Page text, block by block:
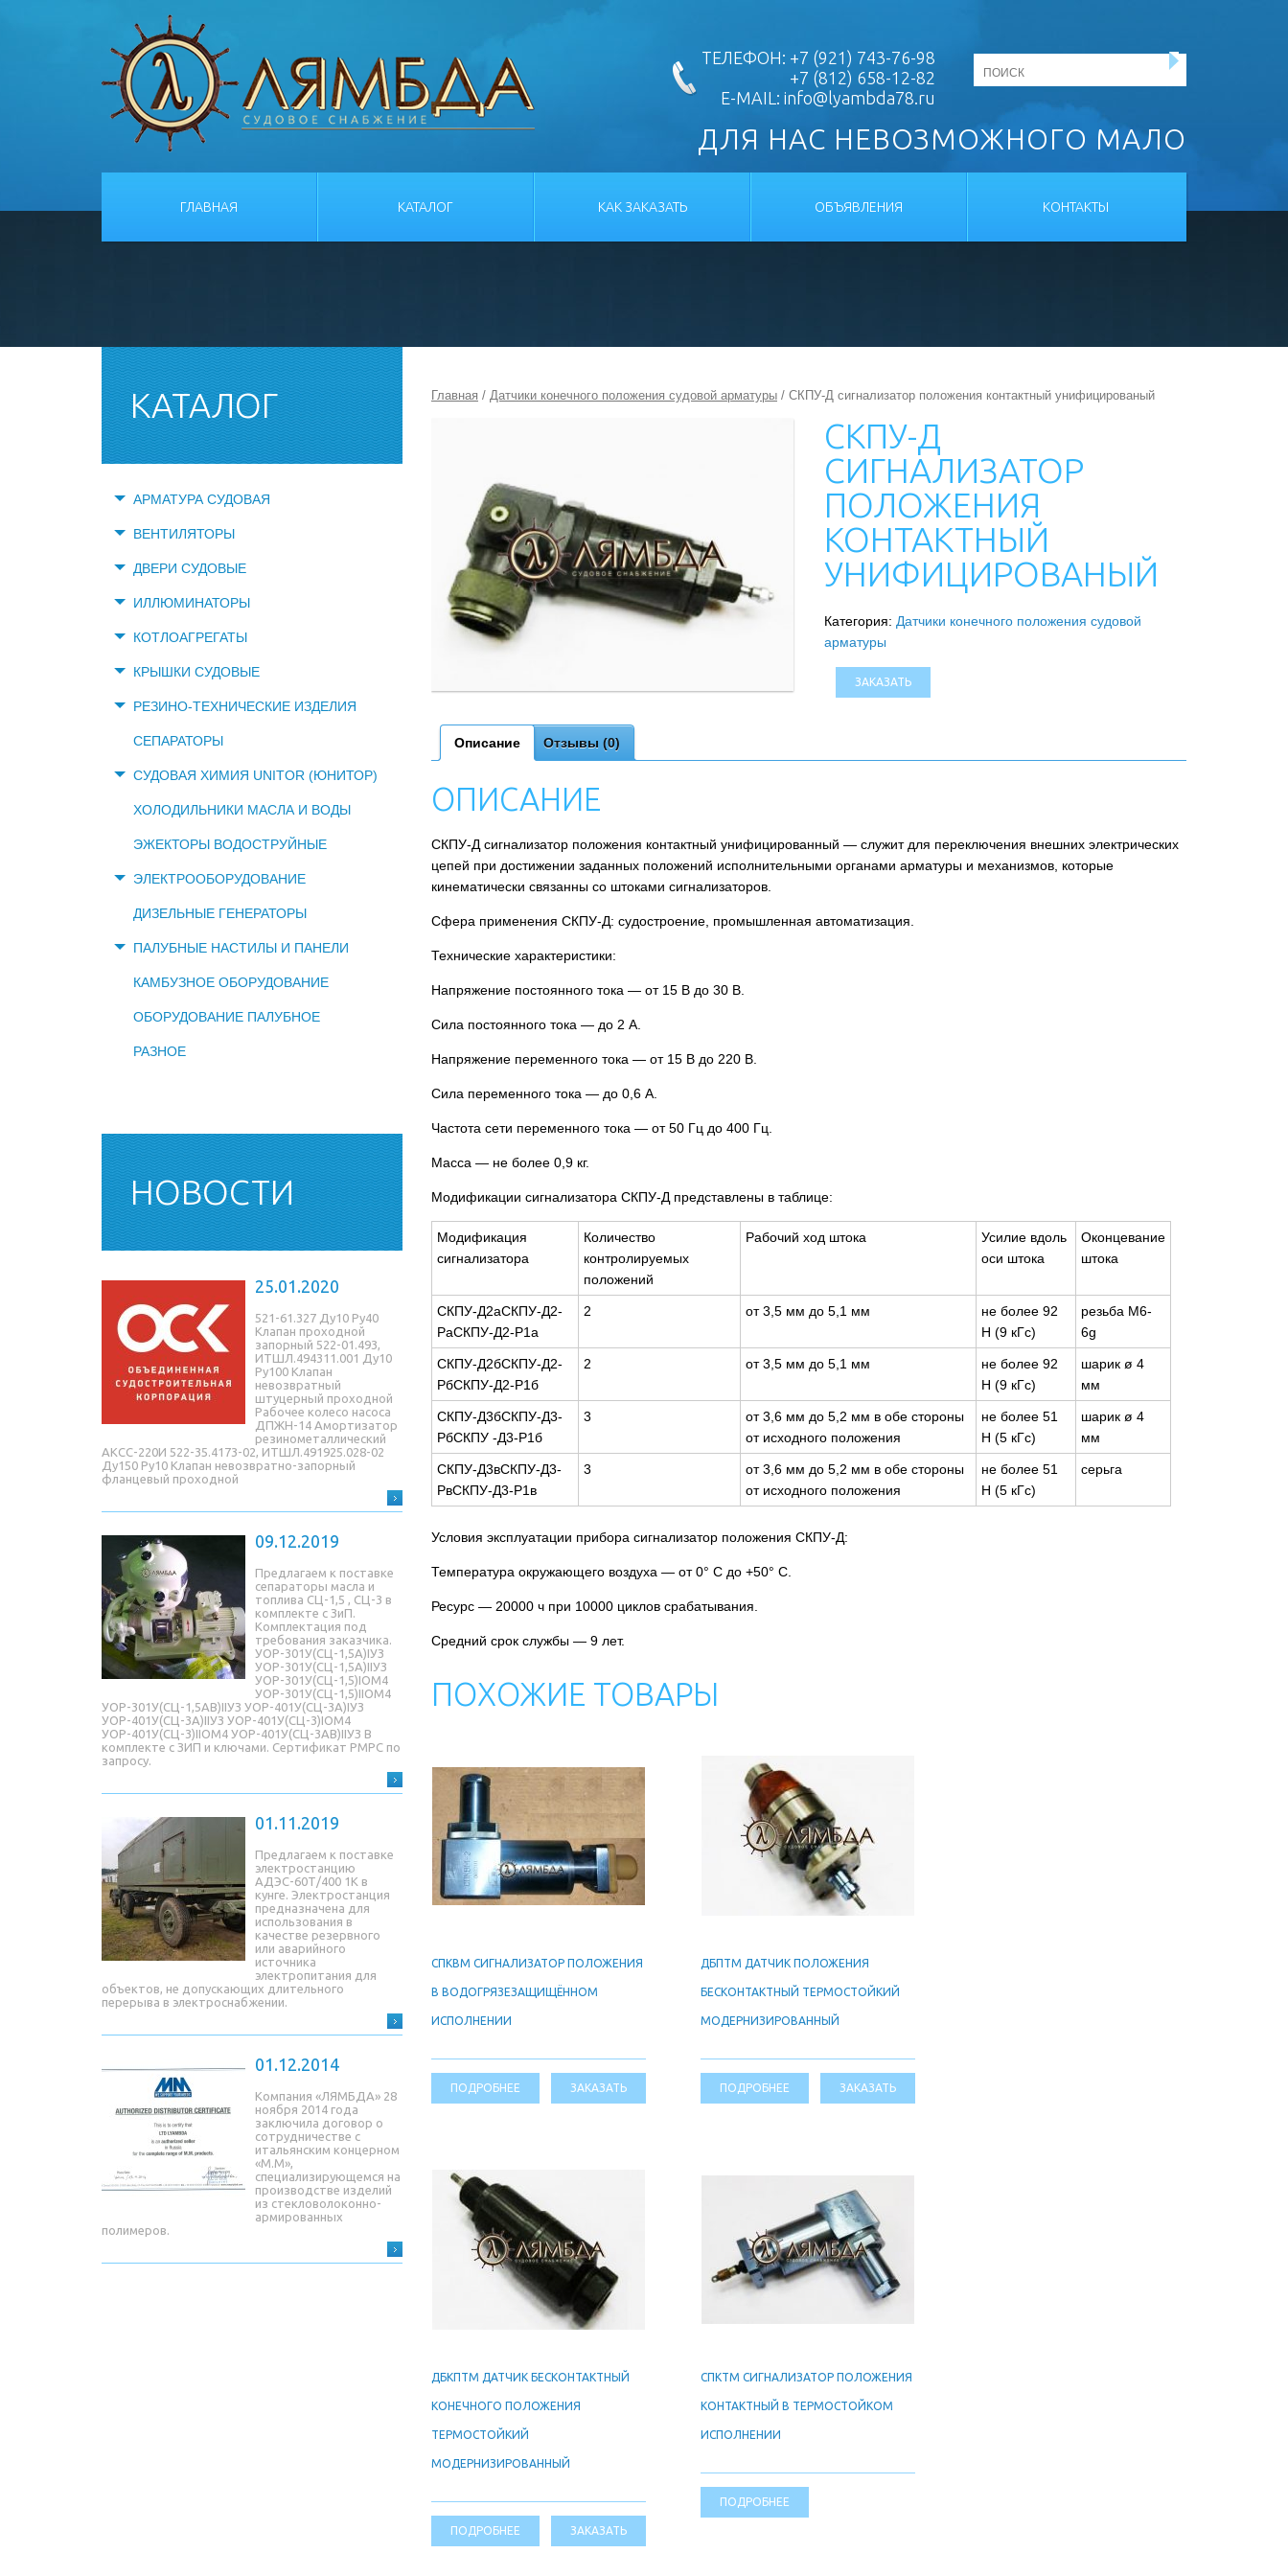
ТЕЛЕФОН: +7 (921) 743-76-98
+7 (812) 658-12-82
E-MAIL: info@lyambda78.ru
ДЛЯ НАС НЕВОЗМОЖНОГО МАЛО
ГЛАВНАЯ КАТАЛОГ КАК ЗАКАЗАТЬ ОБЪЯВЛЕНИЯ КОНТАКТЫ
КАТАЛОГ
АРМАТУРА СУДОВАЯ
ВЕНТИЛЯТОРЫ
ДВЕРИ СУДОВЫЕ
ИЛЛЮМИНАТОРЫ
КОТЛОАГРЕГАТЫ
КРЫШКИ СУДОВЫЕ
РЕЗИНО-ТЕХНИЧЕСКИЕ ИЗДЕЛИЯ
СЕПАРАТОРЫ
СУДОВАЯ ХИМИЯ UNITOR (ЮНИТОР)
ХОЛОДИЛЬНИКИ МАСЛА И ВОДЫ
ЭЖЕКТОРЫ ВОДОСТРУЙНЫЕ
ЭЛЕКТРООБОРУДОВАНИЕ
ДИЗЕЛЬНЫЕ ГЕНЕРАТОРЫ
ПАЛУБНЫЕ НАСТИЛЫ И ПАНЕЛИ
КАМБУЗНОЕ ОБОРУДОВАНИЕ
ОБОРУДОВАНИЕ ПАЛУБНОЕ
РАЗНОЕ
НОВОСТИ
25.01.2020
521-61.327 Ду10 Ру40
Клапан проходной
запорный 522-01.493,
ИТШЛ.494311.001 Ду10
Ру100 Клапан
невозвратный
штуцерный проходной
Рабочее колесо насоса
ДПЖН-14 Амортизатор
резинометаллический
АКСС-220И 522-35.4173-02, ИТШЛ.491925.028-02
Ду150 Ру10 Клапан невозвратно-запорный
фланцевый проходной
09.12.2019
Предлагаем к поставке
сепараторы масла и
топлива СЦ-1,5 , СЦ-3 в
комплекте с ЗиП.
Комплектация под
требования заказчика.
УОР-301У(СЦ-1,5A)IУЗ
УОР-301У(СЦ-1,5A)IIУЗ
УОР-301У(СЦ-1,5)IОМ4
УОР-301У(СЦ-1,5)IIОМ4
УОР-301У(СЦ-1,5AB)IIУЗ УОР-401У(СЦ-3A)IУЗ
УОР-401У(СЦ-3A)IIУЗ УОР-401У(СЦ-3)IОМ4
УОР-401У(СЦ-3)IIОМ4 УОР-401У(СЦ-3AB)IIУЗ В
комплекте с ЗИП и ключами. Сертификат РМРС по
запросу.
01.11.2019
Предлагаем к поставке
электростанцию
АДЭС-60Т/400 1К в
кунге. Электростанция
предназначена для
использования в
качестве резервного
или аварийного
источника
электропитания для
объектов, не допускающих длительного
перерыва в электроснабжении.
01.12.2014
Компания «ЛЯМБДА» 28
ноября 2014 года
заключила договор о
сотрудничестве с
итальянским концерном
«М.М»,
специализирующемся на
производстве изделий
из стекловолоконно-
армированных
полимеров.
Главная / Датчики конечного положения судовой арматуры / СКПУ-Д сигнализатор положения контактный унифицированый
СКПУ-Д
СИГНАЛИЗАТОР
ПОЛОЖЕНИЯ
КОНТАКТНЫЙ
УНИФИЦИРОВАНЫЙ
Категория: Датчики конечного положения судовой
арматуры
ЗАКАЗАТЬ
Описание Отзывы (0)
ОПИСАНИЕ
СКПУ-Д сигнализатор положения контактный унифицированный — служит для переключения внешних электрических
цепей при достижении заданных положений исполнительными органами арматуры и механизмов, которые
кинематически связанны со штоками сигнализаторов.
Сфера применения СКПУ-Д: судостроение, промышленная автоматизация.
Технические характеристики:
Напряжение постоянного тока — от 15 В до 30 В.
Сила постоянного тока — до 2 А.
Напряжение переменного тока — от 15 В до 220 В.
Сила переменного тока — до 0,6 А.
Частота сети переменного тока — от 50 Гц до 400 Гц.
Масса — не более 0,9 кг.
Модификации сигнализатора СКПУ-Д представлены в таблице:
Модификация
сигнализатора
Количество
контролируемых
положений
Рабочий ход штока
Усилие вдоль
оси штока
Оконцевание
штока
СКПУ-Д2аСКПУ-Д2-
РаСКПУ-Д2-Р1а
2 от 3,5 мм до 5,1 мм
не более 92
Н (9 кГс)
резьба М6-
6g
СКПУ-Д2бСКПУ-Д2-
РбСКПУ-Д2-Р1б
2 от 3,5 мм до 5,1 мм
не более 92
Н (9 кГс)
шарик ø 4
мм
СКПУ-Д3бСКПУ-Д3-
РбСКПУ -Д3-Р1б
3
от 3,6 мм до 5,2 мм в обе стороны
от исходного положения
не более 51
Н (5 кГс)
шарик ø 4
мм
СКПУ-Д3вСКПУ-Д3-
РвСКПУ-Д3-Р1в
3
от 3,6 мм до 5,2 мм в обе стороны
от исходного положения
не более 51
Н (5 кГс)
серьга
Условия эксплуатации прибора сигнализатор положения СКПУ-Д:
Температура окружающего воздуха — от 0° С до +50° С.
Ресурс — 20000 ч при 10000 циклов срабатывания.
Средний срок службы — 9 лет.
ПОХОЖИЕ ТОВАРЫ
СПКВМ СИГНАЛИЗАТОР ПОЛОЖЕНИЯ
В ВОДОГРЯЗЕЗАЩИЩЁННОМ
ИСПОЛНЕНИИ
ПОДРОБНЕЕ ЗАКАЗАТЬ
ДБПТМ ДАТЧИК ПОЛОЖЕНИЯ
БЕСКОНТАКТНЫЙ ТЕРМОСТОЙКИЙ
МОДЕРНИЗИРОВАННЫЙ
ПОДРОБНЕЕ ЗАКАЗАТЬ
ДБКПТМ ДАТЧИК БЕСКОНТАКТНЫЙ
КОНЕЧНОГО ПОЛОЖЕНИЯ
ТЕРМОСТОЙКИЙ
МОДЕРНИЗИРОВАННЫЙ
ПОДРОБНЕЕ ЗАКАЗАТЬ
СПКТМ СИГНАЛИЗАТОР ПОЛОЖЕНИЯ
КОНТАКТНЫЙ В ТЕРМОСТОЙКОМ
ИСПОЛНЕНИИ
ПОДРОБНЕЕ